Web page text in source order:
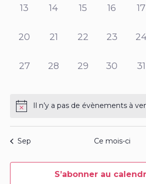
0
13
0
14
0
15
0
16
0
17
0
20
0
21
0
22
0
23
0
0
27
0
28
0
29
0
30
0
31
Il n’y a pas de évènements à
Sep Ce mois-ci
S’abonner au